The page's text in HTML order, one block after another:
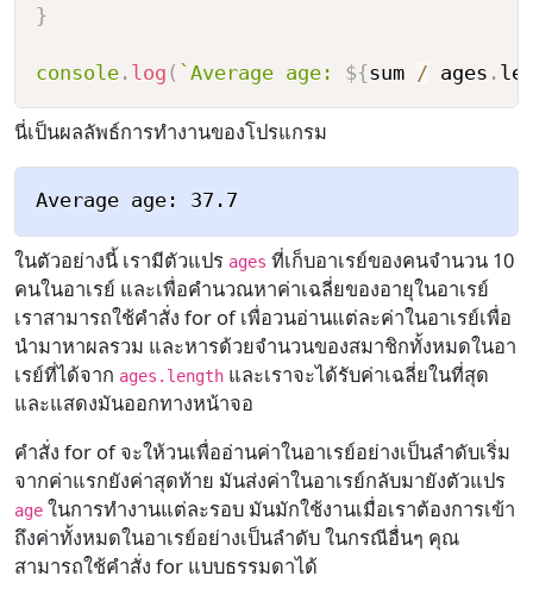
}
console. log ( ` Average age: ${sum / ages .
นี่เป็นผลลัพธ์การทำงานของโปรแกรม
ในตัวอย่างนี้ เรามีตัวแปร ages ที่เก็บอาเรย์ของคนจำนวน 10
คนในอาเรย์ และเพื่อคำนวณหาค่าเฉลี่ยของอายุในอาเรย์
เราสามารถใช้คำสั่ง for of เพื่อวนอ่านแต่ละค่าในอาเรย์เพื่อ
นำมาหาผลรวม และหารด้วยจำนวนของสมาชิกทั้งหมดในอา
เรย์ที่ได้จาก ages.length และเราจะได้รับค่าเฉลี่ยในที่สุด
และแสดงมันออกทางหน้าจอ
คำสั่ง for of จะให้วนเพื่ออ่านค่าในอาเรย์อย่างเป็นลำดับเริ่ม
จากค่าแรกยังค่าสุดท้าย มันส่งค่าในอาเรย์กลับมายังตัวแปร
age ในการทำงานแต่ละรอบ มันมักใช้งานเมื่อเราต้องการเข้า
ถึงค่าทั้งหมดในอาเรย์อย่างเป็นลำดับ ในกรณีอื่นๆ คุณ
สามารถใช้คำสั่ง for แบบธรรมดาได้